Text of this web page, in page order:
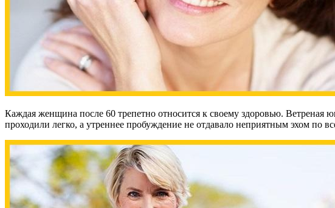
Каждая женщина после 60 трепетно относится к своему здоровью. Ветреная
проходили легко, а утреннее пробуждение не отдавало неприятным эхом по